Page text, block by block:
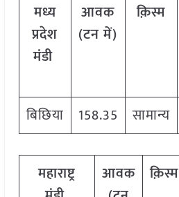
मध्य
प्रदेश
मंडी
आवक
(टन में)
क़िस्म
बिछिया
158.35 सामान्य
महाराष्ट्र
आवक
क़िस्म